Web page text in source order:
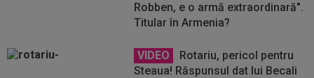
Robben, e o armă extraordinară".
Titular în Armenia?
VIDEO
Rotariu, pericol pentru
Steaua! Răspunsul dat lui Becali